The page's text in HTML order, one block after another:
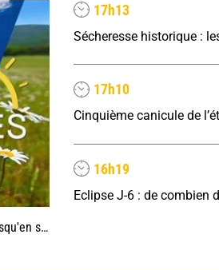
17h13
17h10
16h19